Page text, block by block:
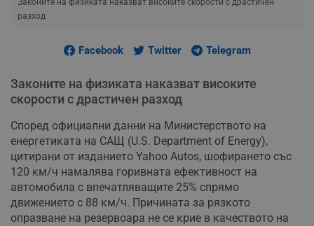
Законите на физиката наказват високите скорости с драстичен
разход
Facebook Twitter Telegram
Законите на физиката наказват високите
скорости с драстичен разход
Според официални данни на Министерството на
енергетиката на САЩ (U.S. Department of Energy),
цитирани от изданието Yahoo Autos, шофирането със
120 км/ч намалява горивната ефективност на
автомобила с впечатляващите 25% спрямо
движението с 88 км/ч. Причината за рязкото
опразване на резервоара не се крие в качеството на